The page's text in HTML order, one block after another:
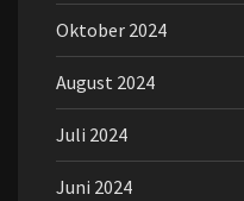
Oktober 2024
August 2024
Juli 2024
Juni 2024